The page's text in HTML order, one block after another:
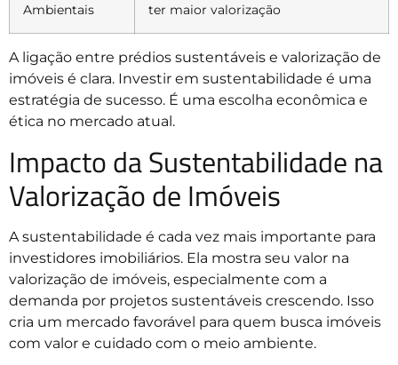
Ambientais
ter maior valorização
A ligação entre prédios sustentáveis e valorização de
imóveis é clara. Investir em sustentabilidade é uma
estratégia de sucesso. É uma escolha econômica e
ética no mercado atual.
Impacto da Sustentabilidade na
Valorização de Imóveis
A sustentabilidade é cada vez mais importante para
investidores imobiliários. Ela mostra seu valor na
valorização de imóveis, especialmente com a
demanda por projetos sustentáveis crescendo. Isso
cria um mercado favorável para quem busca imóveis
com valor e cuidado com o meio ambiente.